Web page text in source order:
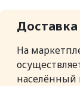
На
населённый